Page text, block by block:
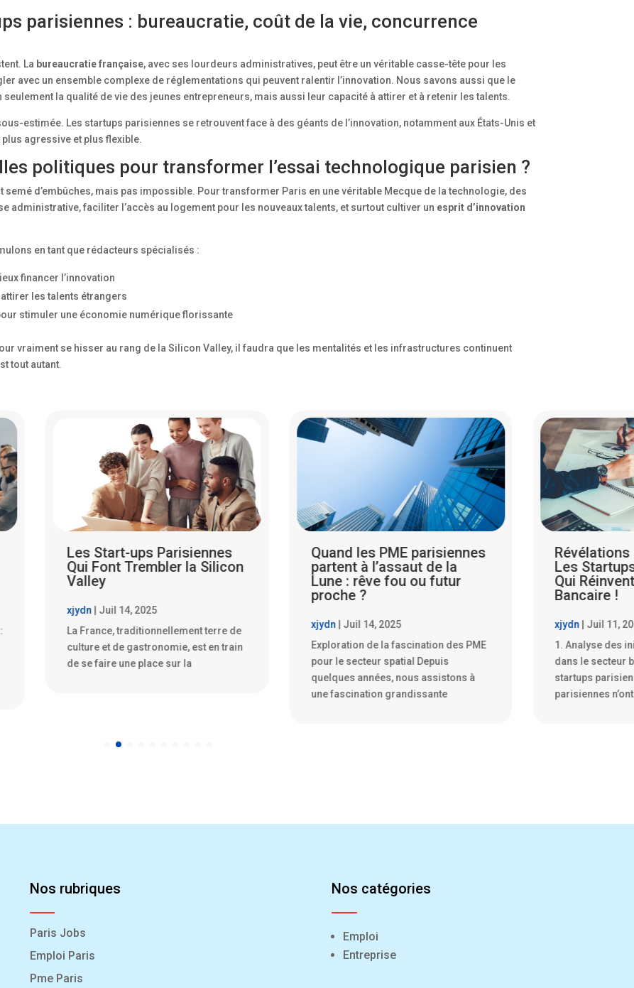
parisiennes : bureaucratie, coût de la vie, concurrence
La bureaucratie française, avec ses lourdeurs administratives, peut être un véritable casse-tête pour les
avec un ensemble complexe de réglementations qui peuvent ralentir l’innovation. Nous savons aussi que le
seulement la qualité de vie des jeunes entrepreneurs, mais aussi leur capacité à attirer et à retenir les talents.
estimée. Les startups parisiennes se retrouvent face à des géants de l’innovation, notamment aux États-Unis et
agressive et plus flexible.
politiques pour transformer l’essai technologique parisien ?
d’embûches, mais pas impossible. Pour transformer Paris en une véritable Mecque de la technologie, des
administrative, faciliter l’accès au logement pour les nouveaux talents, et surtout cultiver un esprit d’innovation
en tant que rédacteurs spécialisés :
financer l’innovation
les talents étrangers
stimuler une économie numérique florissante
vraiment se hisser au rang de la Silicon Valley, il faudra que les mentalités et les infrastructures continuent
tout autant.
Quand les PME parisiennes
partent à l’assaut de la
Lune : rêve fou ou futur
xjydn
Juil 14, 2025
Exploration de la fascination des PME
pour le secteur spatial Depuis
Révélations Choquantes :
Les Startups Parisiennes
Qui Réinventent le Système
Bancaire !
xjydn
Juil 11, 2025
1. Analyse des initiatives disruptives
dans le secteur bancaire par les
startups parisiennes Les startups
parisiennes n’ont pas froid
PME
l’Art de la
Locale
xjydn
Juil 11,
Les
vivier
parisiennes ne
symbole de la
Nos rubriques
Paris Jobs
Emploi Paris
Pme Paris
Nos catégories
Emploi
Entreprise